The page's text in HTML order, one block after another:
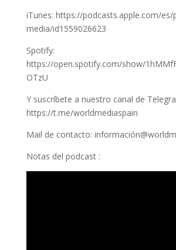
iTunes: https://podcasts.apple.com/
media/id1559026623
Spotify:
https://open.spotify.com/show/
OTzU
Y suscríbete a nuestro canal de
https://t.me/worldmediaspain
Mail de contacto:
Notas del podcast :